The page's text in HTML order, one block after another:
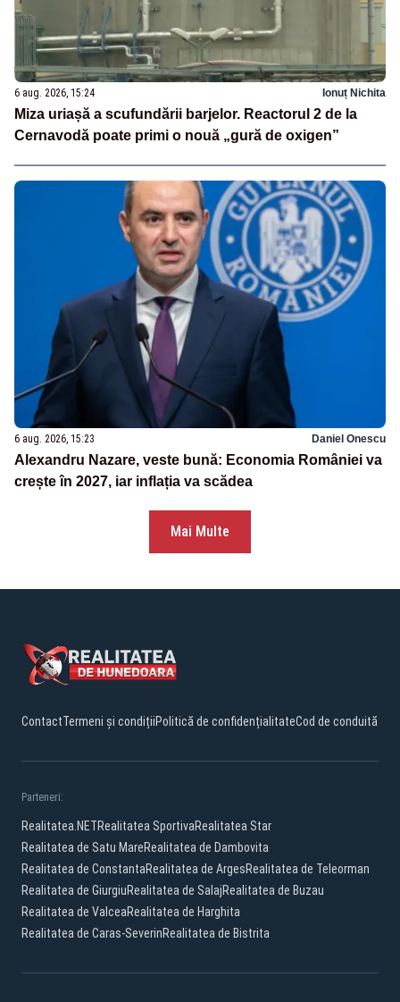
6 aug. 2026, 15:24 Ionuț Nichita
Miza uriașă a scufundării barjelor. Reactorul 2 de la
Cernavodă poate primi o nouă „gură de oxigen”
6 aug. 2026, 15:23 Daniel Onescu
Alexandru Nazare, veste bună: Economia României va
crește în 2027, iar inflația va scădea
Mai Multe
ContactTermeni și condițiiPolitică de confidențialitateCod de conduită
Parteneri:
Realitatea.NETRealitatea SportivaRealitatea Star
Realitatea de Satu MareRealitatea de Dambovita
Realitatea de ConstantaRealitatea de ArgesRealitatea de Teleorman
Realitatea de GiurgiuRealitatea de SalajRealitatea de Buzau
Realitatea de ValceaRealitatea de Harghita
Realitatea de Caras-SeverinRealitatea de Bistrita